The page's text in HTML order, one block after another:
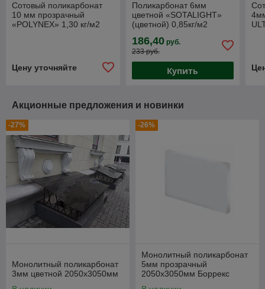
Сотовый поликарбонат
10 мм прозрачный
«POLYNEX» 1,30 кг/м2
Цену уточняйте
Поликарбонат 6мм
цветной «SOTALIGHT»
(цветной) 0,85кг/м2
186,40руб.
233 руб.
Купить
Акционные предложения и новинки
-27%
Монолитный поликарбонат
3мм цветной 2050х3050мм
-26%
Монолитный поликарбонат
5мм прозрачный
2050х3050мм Боррекс